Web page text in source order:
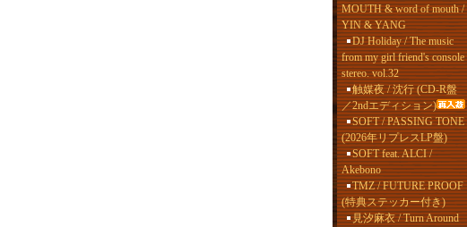
MOUTH & word of mouth /
YIN & YANG
DJ Holiday / The music
from my girl friend's console
stereo. vol.32
触媒夜 / 沈行 (CD-R盤
／2ndエディション)
SOFT / PASSING TONE
(2026年リプレスLP盤)
SOFT feat. ALCI /
Akebono
TMZ / FUTURE PROOF
(特典ステッカー付き)
見汐麻衣 / Turn Around